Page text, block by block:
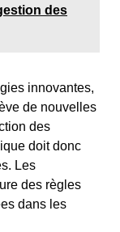
des
innovantes,
de nouvelles
des
doit donc
Les
des règles
dans les